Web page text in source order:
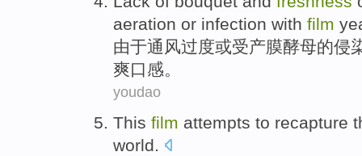
aeration or infection with film
由于通风过度或受产膜酵母的侵
爽口感。
youdao
This film attempts to recapture
world.